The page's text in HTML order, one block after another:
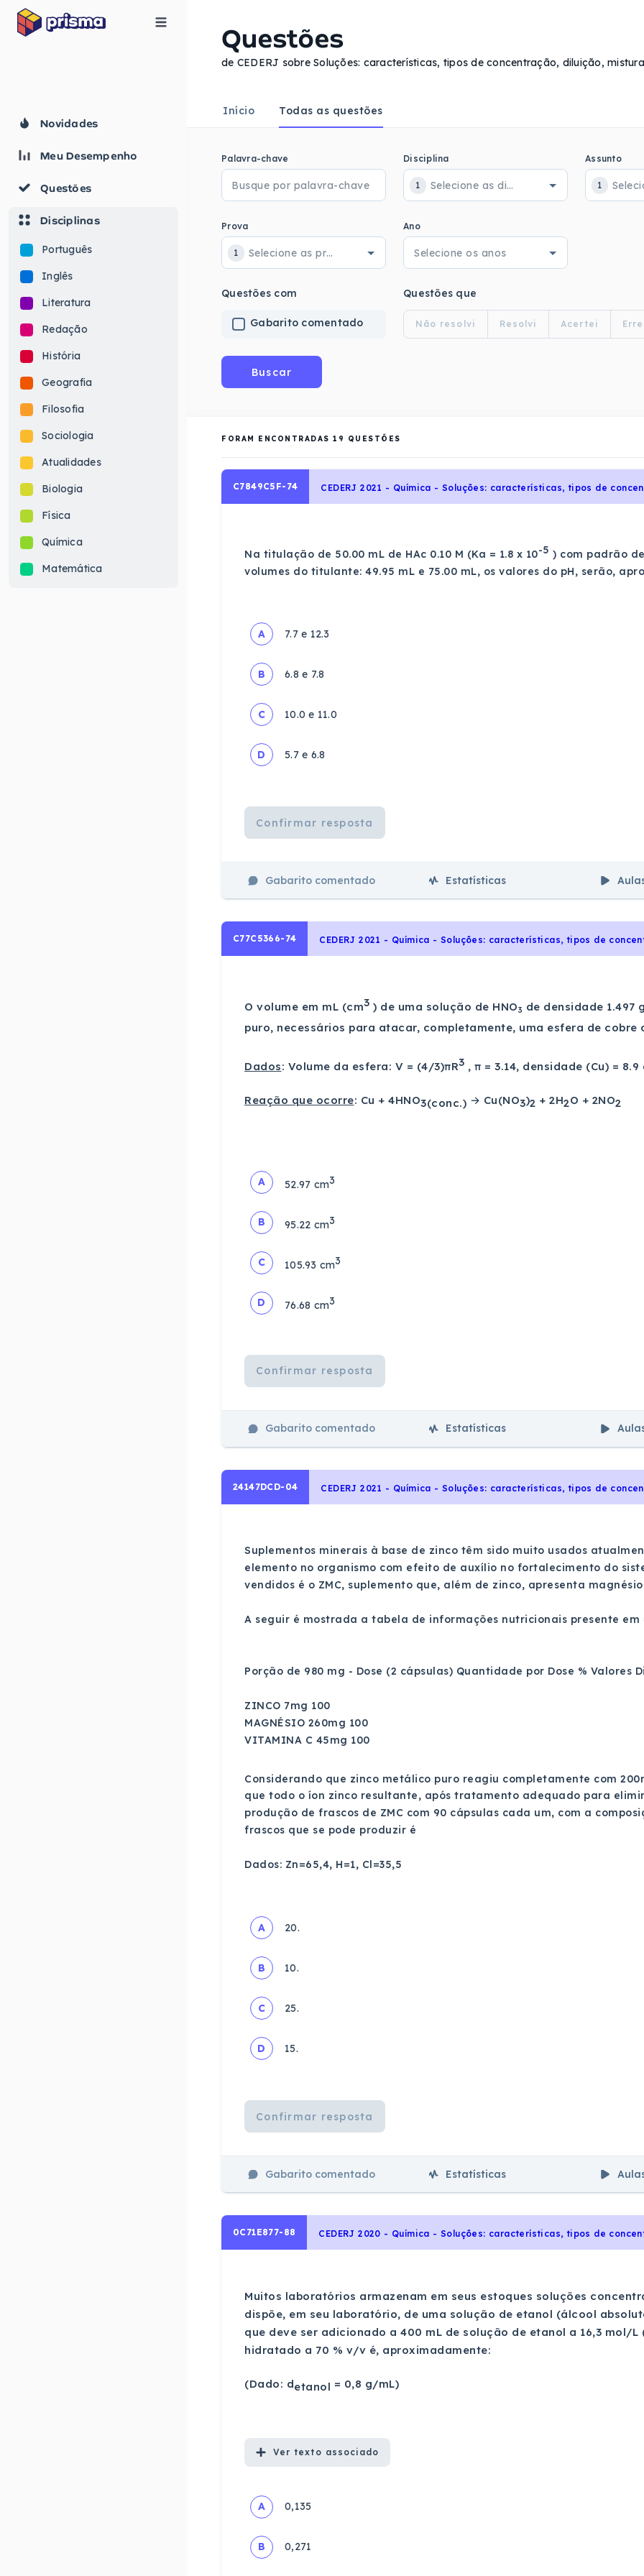
Novidades
Meu Desempenho
Questões
Disciplinas
Português
Inglês
Literatura
Redação
História
Geografia
Filosofia
Sociologia
Atualidades
Biologia
Física
Química
Matemática
Questões
de CEDERJ sobre Soluções: características, tipos de concentração, diluição,
Início Todas as questões
Palavra-chave Disciplina
1
Assunto
1
Prova
1
Ano
Questões com
Gabarito comentado
Questões que
Não resolvi Resolvi Acertei
Buscar
FORAM ENCONTRADAS 19 QUESTÕES
C7849C5F-74
Na titulação de 50.00 mL de HAc 0.10 M (Ka = 1.8 x 10-5 ) com padrão
volumes do titulante: 49.95 mL e 75.00 mL, os valores do pH, serão,
A 7.7 e 12.3
B 6.8 e 7.8
C 10.0 e 11.0
D 5.7 e 6.8
Confirmar resposta
Gabarito comentado Estatísticas
C77C5366-74
O volume em mL (cm3 ) de uma solução de HNO3 de densidade 1.497
puro, necessários para atacar, completamente, uma esfera de cobre
Dados: Volume da esfera: V = (4/3)πR3 , π = 3.14, densidade (Cu) =
Reação que ocorre: Cu + 4HNO3(conc.) → Cu(NO3)2 + 2H2O + 2NO2
A 52.97 cm3
B 95.22 cm3
C 105.93 cm3
D 76.68 cm3
Confirmar resposta
Gabarito comentado Estatísticas
24147DCD-04
Suplementos minerais à base de zinco têm sido muito usados
elemento no organismo com efeito de auxílio no fortalecimento do
vendidos é o ZMC, suplemento que, além de zinco, apresenta
A seguir é mostrada a tabela de informações nutricionais presente em
Porção de 980 mg - Dose (2 cápsulas) Quantidade por Dose % Valores
ZINCO 7mg 100
MAGNÉSIO 260mg 100
VITAMINA C 45mg 100
Considerando que zinco metálico puro reagiu completamente com
que todo o íon zinco resultante, após tratamento adequado para
produção de frascos de ZMC com 90 cápsulas cada um, com a
frascos que se pode produzir é
Dados: Zn=65,4, H=1, Cl=35,5
A 20.
B 10.
C 25.
D 15.
Confirmar resposta
Gabarito comentado Estatísticas
0C71E877-88
Muitos laboratórios armazenam em seus estoques soluções
dispõe, em seu laboratório, de uma solução de etanol (álcool
que deve ser adicionado a 400 mL de solução de etanol a 16,3 mol/
hidratado a 70 % v/v é, aproximadamente:
(Dado: detanol = 0,8 g/mL)
Ver texto associado
A 0,135
B 0,271